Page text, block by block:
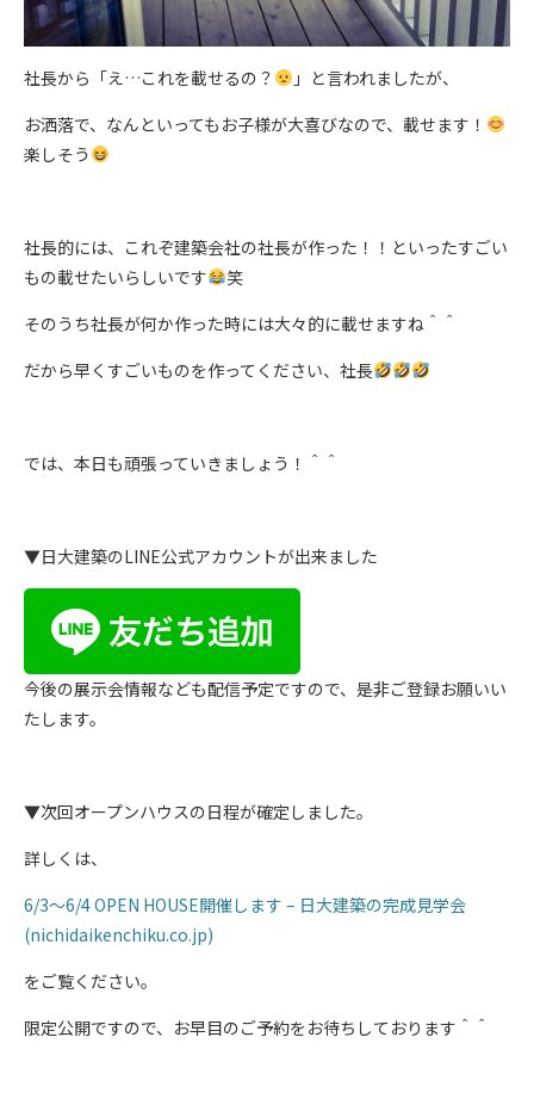
社長から「え…これを載せるの？
」と言われましたが、
お洒落で、なんといってもお子様が大喜びなので、載せます！
楽しそう
社長的には、これぞ建築会社の社長が作った！！といったすごい
もの載せたいらしいです
笑
そのうち社長が何か作った時には大々的に載せますね＾＾
だから早くすごいものを作ってください、社長
では、本日も頑張っていきましょう！＾＾
▼日大建築のLINE公式アカウントが出来ました
今後の展示会情報なども配信予定ですので、是非ご登録お願いい
たします。
▼次回オープンハウスの日程が確定しました。
詳しくは、
6/3～6/4 OPEN HOUSE開催します – 日大建築の完成見学会
(nichidaikenchiku.co.jp)
をご覧ください。
限定公開ですので、お早目のご予約をお待ちしております＾＾